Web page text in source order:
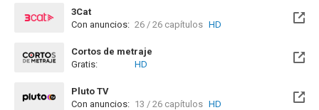
3Cat
Con anuncios: 26 / 26 capítulos HD
Cortos de metraje
Gratis:
HD
Pluto TV
Con anuncios: 13 / 26 capítulos HD